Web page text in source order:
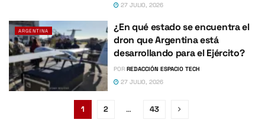
27 JULIO, 2026
ARGENTINA
¿En qué estado se encuentra el
dron que Argentina está
desarrollando para el Ejército?
POR REDACCIÓN ESPACIO TECH
27 JULIO, 2026
1 2 … 43